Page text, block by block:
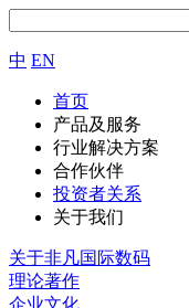
中 EN
首页
产品及服务
行业解决方案
合作伙伴
投资者关系
关于我们
关于非凡国际数码
理论著作
企业文化